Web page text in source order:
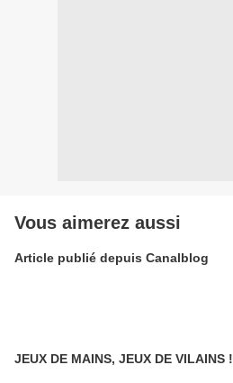
Vous aimerez aussi
Article publié depuis Canalblog
JEUX DE MAINS, JEUX DE VILAINS !